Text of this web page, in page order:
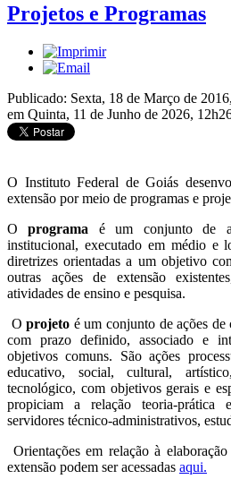
Projetos e Programas
Publicado: Sexta, 18 de Março de
em Quinta, 11 de Junho de 2026,
O Instituto Federal de Goiás
extensão por meio de programas e
Oprograma é um conjunto de
institucional, executado em médio e
diretrizes orientadas a um objetivo
outras ações de extensão
atividades de ensino e pesquisa.
Oprojeto é um conjunto de ações
com prazo definido, associado e
objetivos comuns. São ações
educativo, social, cultural,
tecnológico, com objetivos gerais e
propiciam a relação teoria-prática
servidores técnico-administrativos,
Orientações em relação à
extensão podem ser acessadas aqui.